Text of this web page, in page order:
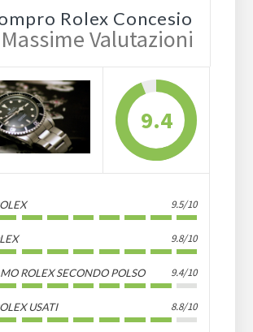
Rolex Concesio
Massime Valutazioni
9.4
9.5/10
9.8/10
ROLEX SECONDO POLSO 9.4/10
USATI 8.8/10